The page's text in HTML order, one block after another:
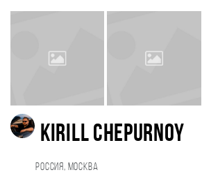
Kirill Chepurnoy
Россия, Москва